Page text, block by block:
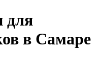
для
в Самаре